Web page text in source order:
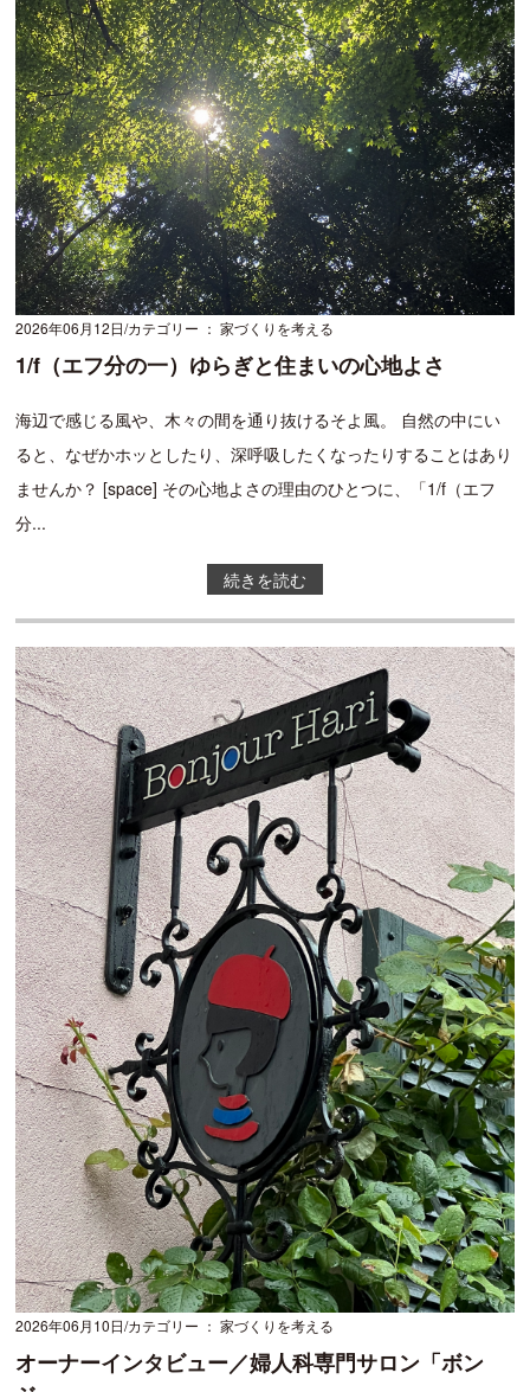
2026年06月12日カテゴリー ： 家づくりを考える
1/f（エフ分の一）ゆらぎと住まいの心地よさ
海辺で感じる風や、木々の間を通り抜けるそよ風。 自然の中にい
ると、なぜかホッとしたり、深呼吸したくなったりすることはあり
ませんか？ [space] その心地よさの理由のひとつに、「1/f（エフ
分...
続きを読む
2026年06月10日カテゴリー ： 家づくりを考える
オーナーインタビュー／婦人科専門サロン「ボン